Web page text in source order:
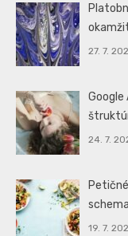
27. 7.
Google
24. 7.
19. 7.